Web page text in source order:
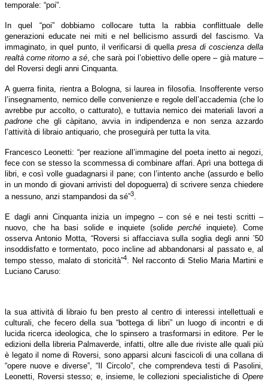
temporale: “poi”.
In quel “poi” dobbiamo collocare tutta la rabbia conflittuale delle
generazioni educate nei miti e nel bellicismo assurdi del fascismo. Va
immaginato, in quel punto, il verificarsi di quellapresa di coscienza della
realtà come ritorno a sé, che sarà poi l’obiettivo delle opere – già mature –
del Roversi degli anni Cinquanta.
A guerra finita, rientra a Bologna, si laurea in filosofia. Insofferente verso
l’insegnamento, nemico delle convenienze e regole dell’accademia (che lo
avrebbe pur accolto, o catturato), e tuttavia nemico dei materiali lavori a
padroneche gli càpitano, avvia in indipendenza e non senza azzardo
l’attività di libraio antiquario, che proseguirà per tutta la vita.
Francesco Leonetti: “per reazione all’immagine del poeta inetto ai negozi,
fece con se stesso la scommessa di combinare affari. Aprì una bottega di
libri, e così volle guadagnarsi il pane; con l’intento anche (assurdo e bello
in un mondo di giovani arrivisti del dopoguerra) di scrivere senza chiedere
a nessuno, anzi stampandosi da sé”3
E dagli anni Cinquanta inizia un impegno – con sé e nei testi scritti –
nuovo, che ha basi solide e inquiete (solideperché inquiete). Come
osserva Antonio Motta, “Roversi si affacciava sulla soglia degli anni ’50
insoddisfatto e tormentato, poco incline ad abbandonarsi al passato e, al
tempo stesso, malato di storicità”4. Nel racconto di Stelio Maria Martini e
Luciano Caruso:
la sua attività di libraio fu ben presto al centro di interessi intellettuali e
culturali, che fecero della sua “bottega di libri” un luogo di incontri e di
lucida ricerca ideologica, che lo spinsero a trasformarsi in editore. Per le
edizioni della libreria Palmaverde, infatti, oltre alle due riviste alle quali più
è legato il nome di Roversi, sono apparsi alcuni fascicoli di una collana di
“opere nuove e diverse”, “Il Circolo”, che comprendeva testi di Pasolini,
Leonetti, Roversi stesso; e, insieme, le collezioni specialistiche di Opere